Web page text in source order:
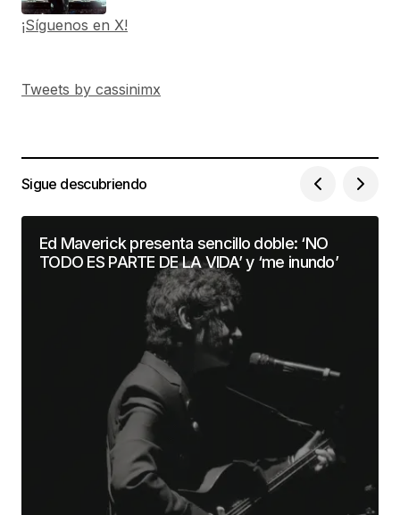
¡Síguenos en X!
Tweets by cassinimx
Sigue descubriendo
Ed Maverick presenta sencillo doble: ‘NO
TODO ES PARTE DE LA VIDA’ y ‘me inundo’